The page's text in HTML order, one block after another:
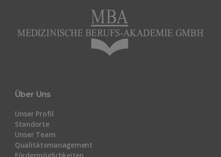
Über Uns
Unser Profil
Standorte
Unser Team
Qualitätsmanagement